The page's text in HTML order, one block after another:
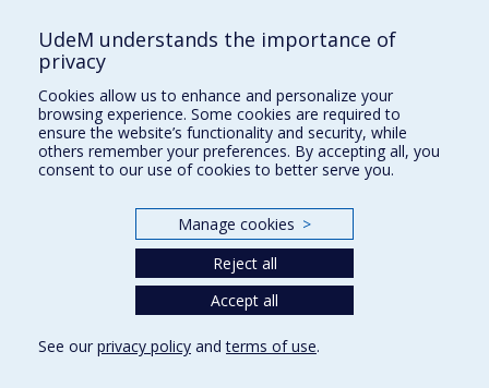
Comment soutenir le Département?
BESOIN D'AIDE?
Plan du site
Signaler une erreur
Accessibilité
Nos départements et écoles
UdeM understands the importance of
privacy
Cookies allow us to enhance and personalize your
browsing experience. Some cookies are required to
ensure the website’s functionality and security, while
others remember your preferences. By accepting all, you
consent to our use of cookies to better serve you.
Manage cookies >
Reject all
Accept all
See our privacy policy andterms of use.